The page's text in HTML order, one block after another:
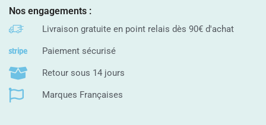
Nos engagements :
Livraison gratuite en point relais dès 90€ d'achat
Paiement sécurisé
Retour sous 14 jours
Marques Françaises